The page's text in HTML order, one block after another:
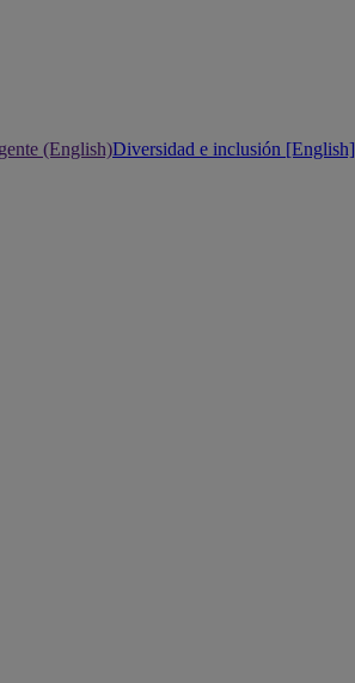
(English)Diversidad e inclusión [English]